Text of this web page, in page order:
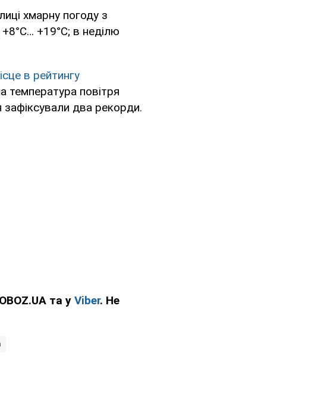
хмарну погоду з
+19°С; в неділю
в рейтингу
температура повітря
зафіксували два рекорди.
OBOZ.UA та у Viber. Не